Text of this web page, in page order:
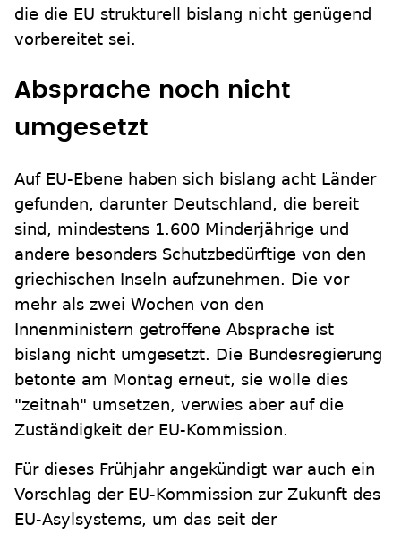
die die EU strukturell bislang nicht genügend
vorbereitet sei.
Absprache noch nicht
umgesetzt
Auf EU-Ebene haben sich bislang acht Länder
gefunden, darunter Deutschland, die bereit
sind, mindestens 1.600 Minderjährige und
andere besonders Schutzbedürftige von den
griechischen Inseln aufzunehmen. Die vor
mehr als zwei Wochen von den
Innenministern getroffene Absprache ist
bislang nicht umgesetzt. Die Bundesregierung
betonte am Montag erneut, sie wolle dies
"zeitnah" umsetzen, verwies aber auf die
Zuständigkeit der EU-Kommission.
Für dieses Frühjahr angekündigt war auch ein
Vorschlag der EU-Kommission zur Zukunft des
EU-Asylsystems, um das seit der